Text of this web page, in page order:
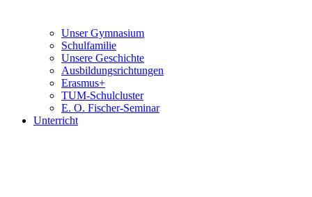
Unser Gymnasium
Schulfamilie
Unsere Geschichte
Ausbildungsrichtungen
Erasmus+
TUM-Schulcluster
E. O. Fischer-Seminar
Unterricht